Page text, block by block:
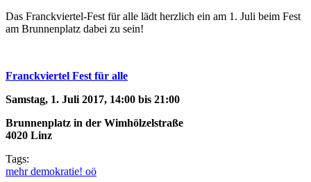
Das Franckviertel-Fest für alle lädt herzlich ein am 1. Juli beim Fest
am Brunnenplatz dabei zu sein!
Franckviertel Fest für alle
Samstag, 1. Juli 2017, 14:00 bis 21:00
Brunnenplatz in der Wimhölzelstraße
4020 Linz
Tags:
mehr demokratie! oö